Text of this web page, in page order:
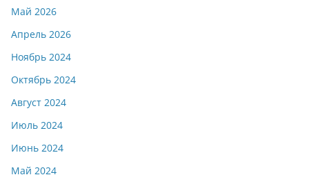
Май 2026
Апрель 2026
Ноябрь 2024
Октябрь 2024
Август 2024
Июль 2024
Июнь 2024
Май 2024